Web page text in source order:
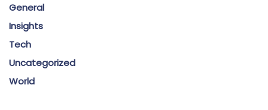
General
Insights
Tech
Uncategorized
World